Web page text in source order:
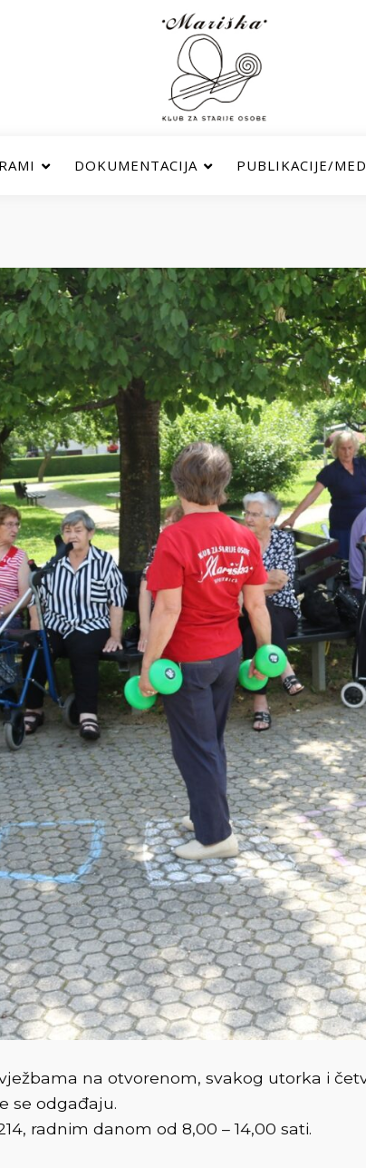
DOKUMENTACIJA PUBLIKACIJE/
na otvorenom, svakog utorka i
se odgađaju.
radnim danom od 8,00 – 14,00 sati.